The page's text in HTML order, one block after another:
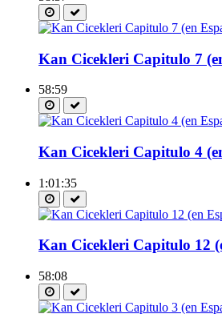
Kan Cicekleri Capitulo 7
58:59
Kan Cicekleri Capitulo 4
1:01:35
Kan Cicekleri Capitulo 12
58:08